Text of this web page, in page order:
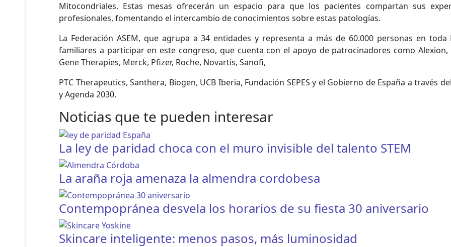
Mitocondriales. Estas mesas ofrecerán un espacio para que los pacientes compartan sus
profesionales, fomentando el intercambio de conocimientos sobre estas patologías.
La Federación ASEM, que agrupa a 34 entidades y representa a más de 60.000 personas en
familiares a participar en este congreso, que cuenta con el apoyo de patrocinadores como Alexion,
Gene Therapies, Merck, Pfizer, Roche, Novartis, Sanofi,
PTC Therapeutics, Santhera, Biogen, UCB Iberia, Fundación SEPES y el Gobierno de España a través
y Agenda 2030.
Noticias que te pueden interesar
La ley de paridad choca con el muro invisible del talento STEM
La araña roja amenaza la almendra cordobesa
Contempopránea desvela los horarios de su fiesta 30 aniversario
Skincare inteligente: menos pasos, más luminosidad